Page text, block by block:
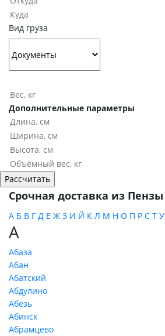
Вид груза
Дополнительные параметры
Срочная доставка из Пензы
А Б В Г Д Е Ж З И Й К Л М Н О П Р С Т У
А
Абаза
Абан
Абатский
Абдулино
Абезь
Абинск
Абрамцево